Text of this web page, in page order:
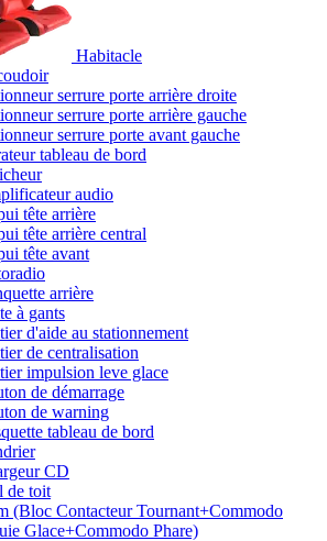
Habitacle
serrure porte arrière droite
serrure porte arrière gauche
serrure porte avant gauche
tableau de bord
audio
tête arrière
tête arrière central
tête avant
arrière
à gants
d'aide au stationnement
de centralisation
impulsion leve glace
de démarrage
de warning
tableau de bord
CD
de toit
(Bloc Contacteur Tournant+Commodo
Glace+Commodo Phare)